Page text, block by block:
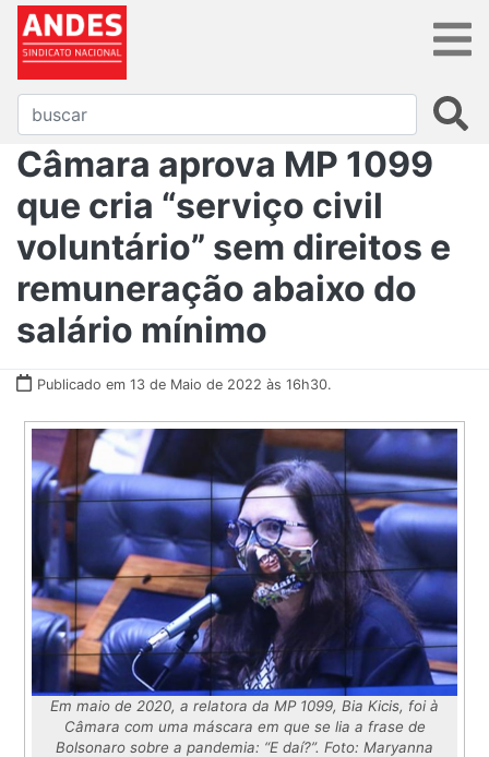
Câmara aprova MP 1099
que cria “serviço civil
voluntário” sem direitos e
remuneração abaixo do
salário mínimo
Publicado em 13 de Maio de 2022 às 16h30.
Em maio de 2020, a relatora da MP 1099, Bia Kicis, foi à
Câmara com uma máscara em que se lia a frase de
Bolsonaro sobre a pandemia: “E daí?”. Foto: Maryanna